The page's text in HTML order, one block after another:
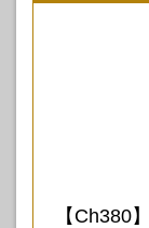
【Ch380